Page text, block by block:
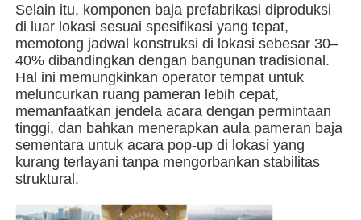
Quote request suatu
Bangunan struktur baja
Bengkel Struktur Baja
gudang struktur baja
Selain itu, komponen baja prefabrikasi diproduksi
di luar lokasi sesuai spesifikasi yang tepat,
memotong jadwal konstruksi di lokasi sebesar 30–
40% dibandingkan dengan bangunan tradisional.
Hal ini memungkinkan operator tempat untuk
meluncurkan ruang pameran lebih cepat,
memanfaatkan jendela acara dengan permintaan
tinggi, dan bahkan menerapkan aula pameran baja
sementara untuk acara pop-up di lokasi yang
kurang terlayani tanpa mengorbankan stabilitas
struktural.